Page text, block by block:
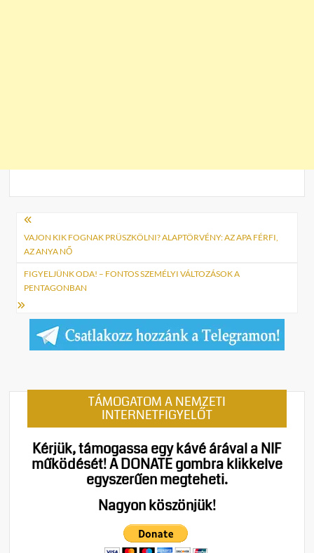
Bejegyzés
navigáció
VAJON KIK FOGNAK PRÜSZKÖLNI? ALAPTÖRVÉNY: AZ APA FÉRFI,
AZ ANYA NŐ
FIGYELJÜNK ODA! – FONTOS SZEMÉLYI VÁLTOZÁSOK A
PENTAGONBAN
TÁMOGATOM A NEMZETI
INTERNETFIGYELŐT
Kérjük, támogassa egy kávé árával a NIF
működését!A DONATE gombra klikkelve
egyszerűen megteheti.
Nagyon köszönjük!